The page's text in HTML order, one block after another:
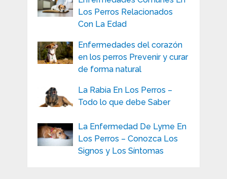
Los Perros Relacionados
Con La Edad
Enfermedades del corazón
en los perros Prevenir y curar
de forma natural
La Rabia En Los Perros –
Todo lo que debe Saber
La Enfermedad De Lyme En
Los Perros – Conozca Los
Signos y Los Síntomas